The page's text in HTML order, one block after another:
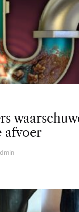
afvoer